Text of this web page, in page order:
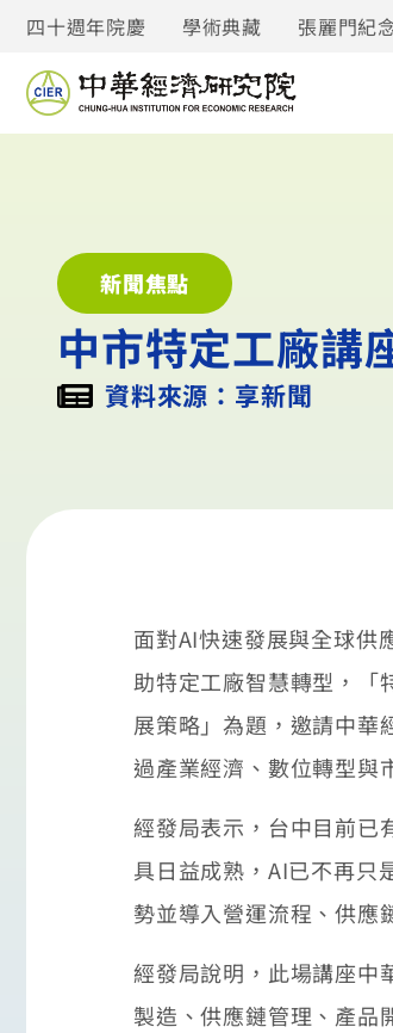
四十週年院慶 學術典藏 張麗門紀
新聞焦點
中市特定工廠
資料來源：享新聞
面對AI快速發展與全球供
助特定工廠智慧轉型，「
展策略」為題，邀請中華
過產業經濟、數位轉型與
經發局表示，台中目前已
具日益成熟，AI已不再只
勢並導入營運流程、供應
經發局說明，此場講座中
製造、供應鏈管理、產品